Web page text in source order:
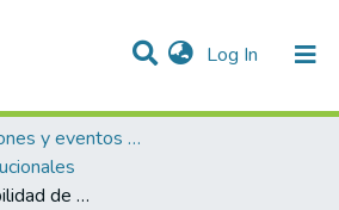
Log In (current)
1. Publicaciones y eventos institucionales
Carga/Interoperabilidad de información a través de la plataforma PerúCRIS